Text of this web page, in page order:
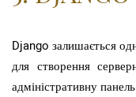
Django залишається
для створення
адміністративну